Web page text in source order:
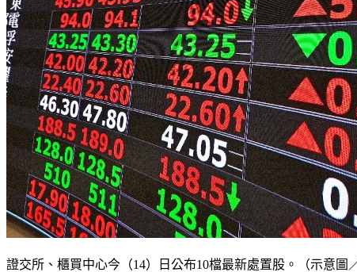
證交所、櫃買中心今（14）日公布10檔最新處置股。（示意圖